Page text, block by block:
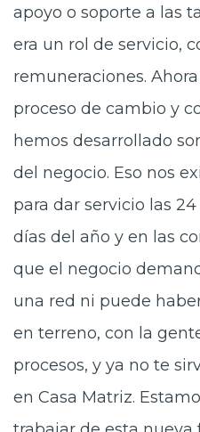
apoyo o soporte a las
era un rol de servicio,
remuneraciones.
proceso de cambio y
hemos desarrollado
del negocio. Eso nos
para dar servicio las
días del año y en las
que el negocio
una red ni puede
en terreno, con la
procesos, y ya no te
en Casa Matriz.